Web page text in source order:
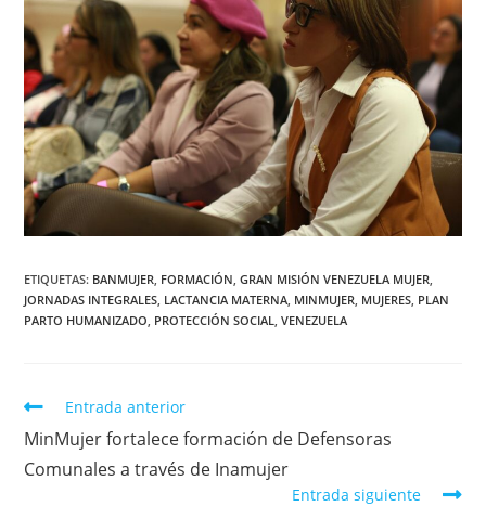
ETIQUETAS: BANMUJER FORMACIÓN GRAN MISIÓN VENEZUELA MUJER
JORNADAS INTEGRALES LACTANCIA MATERNA MINMUJER MUJERES PLAN
PARTO HUMANIZADO PROTECCIÓN SOCIAL VENEZUELA
Entrada anterior
MinMujer fortalece formación de Defensoras
Comunales a través de Inamujer
Entrada siguiente